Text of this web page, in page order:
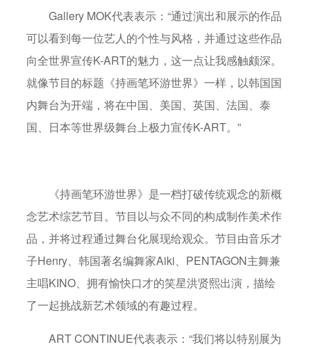
Gallery MOK代表表示：“通过演出和展示的作品
可以看到每一位艺人的个性与风格，并通过这些作品
向全世界宣传K-ART的魅力，这一点让我感触颇深。
就像节目的标题《持画笔环游世界》一样，以韩国国
内舞台为开端，将在中国、美国、英国、法国、泰
国、日本等世界级舞台上极力宣传K-ART。”
《持画笔环游世界》是一档打破传统观念的新概
念艺术综艺节目。节目以与众不同的构成制作美术作
品，并将过程通过舞台化展现给观众。节目由音乐才
子Henry、韩国著名编舞家Aiki、PENTAGON主舞兼
主唱KINO、拥有愉快口才的笑星洪贤熙出演，描绘
了一起挑战新艺术领域的有趣过程。
ART CONTINUE代表表示：“我们将以特别展为